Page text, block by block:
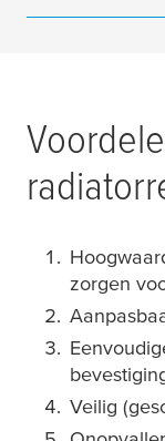
zorgen
Veilig